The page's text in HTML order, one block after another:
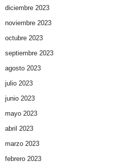
diciembre 2023
noviembre 2023
octubre 2023
septiembre 2023
agosto 2023
julio 2023
junio 2023
mayo 2023
abril 2023
marzo 2023
febrero 2023